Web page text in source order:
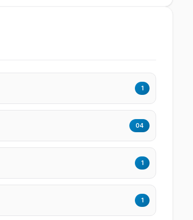
1
04
1
1